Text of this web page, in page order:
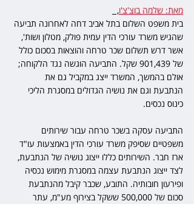
מאת: שלמה בוצ'צ'ו,
בית משפט השלום בתל אביב דחה לאחרונה תביעה
שהגיש משרד עורכי הדין עמית פולק, מטלון ושות',
אשר דרש תשלום שכר טרחה והוצאות בסכום כולל
של 901,439 שקל. התביעה הוגשה נגד הלקוחה;
אולם בהמשך, המשרד ייצג במקביל גם את
הנתבעת וגם את נושיה הגדולים במסגרת הליכי
כינוס נכסים.
התביעה עסקה בשכר טרחה עבור שירותים
משפטיים שסיפק משרד עורכי הדין באמצעות עו"ד
ארז חבר. השירותים כללו ייצוג נושיה של הנתבעת,
לצד ייצוג הנתבעת עצמה במסגרת מימוש נכסיה
ופירעון חובותיה. התובע, שכבר קיבל מהנתבעת
סכום של 500,000 ששקל בצירוף מע"מ, עתר